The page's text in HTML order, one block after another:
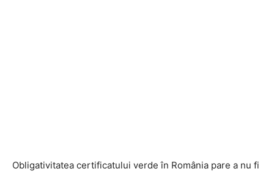
Obligativitatea certificatului verde în România pare a nu fi